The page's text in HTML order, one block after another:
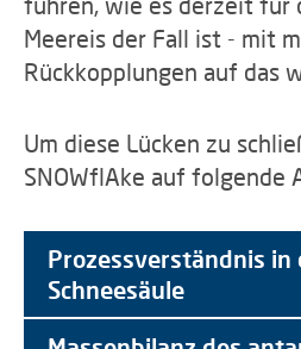
Meereis der Fall ist - mit
Rückkopplungen auf das
Um diese Lücken zu
SNOWflAke auf folgende
Prozessverständnis
Schneesäule